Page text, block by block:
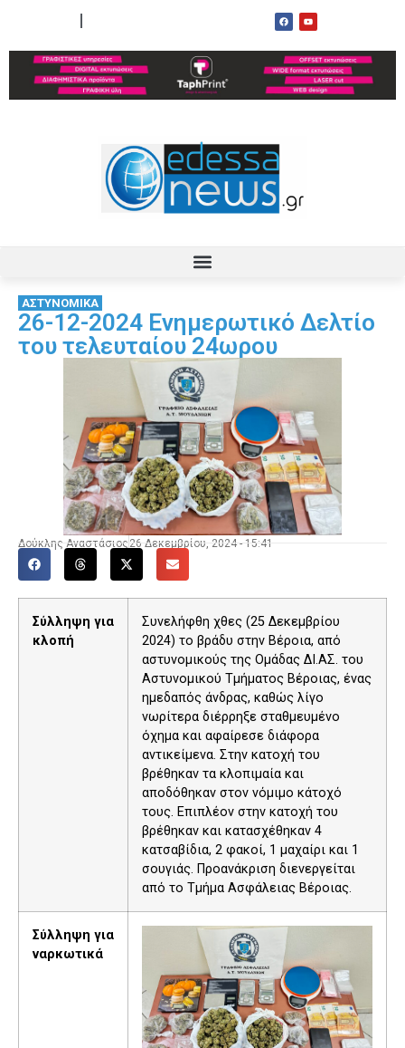
ΑΣΤΥΝΟΜΙΚΑ
26-12-2024 Ενημερωτικό Δελτίο
του τελευταίου 24ωρου
Δούκλης Αναστάσιος 26 Δεκεμβρίου, 2024 - 15:41
Σύλληψη για
κλοπή
Συνελήφθη χθες (25 Δεκεμβρίου
2024) το βράδυ στην Βέροια, από
αστυνομικούς της Ομάδας ΔΙ.ΑΣ. του
Αστυνομικού Τμήματος Βέροιας, ένας
ημεδαπός άνδρας, καθώς λίγο
νωρίτερα διέρρηξε σταθμευμένο
όχημα και αφαίρεσε διάφορα
αντικείμενα. Στην κατοχή του
βρέθηκαν τα κλοπιμαία και
αποδόθηκαν στον νόμιμο κάτοχό
τους. Επιπλέον στην κατοχή του
βρέθηκαν και κατασχέθηκαν 4
κατσαβίδια, 2 φακοί, 1 μαχαίρι και 1
σουγιάς. Προανάκριση διενεργείται
από το Τμήμα Ασφάλειας Βέροιας.
Σύλληψη για
ναρκωτικά